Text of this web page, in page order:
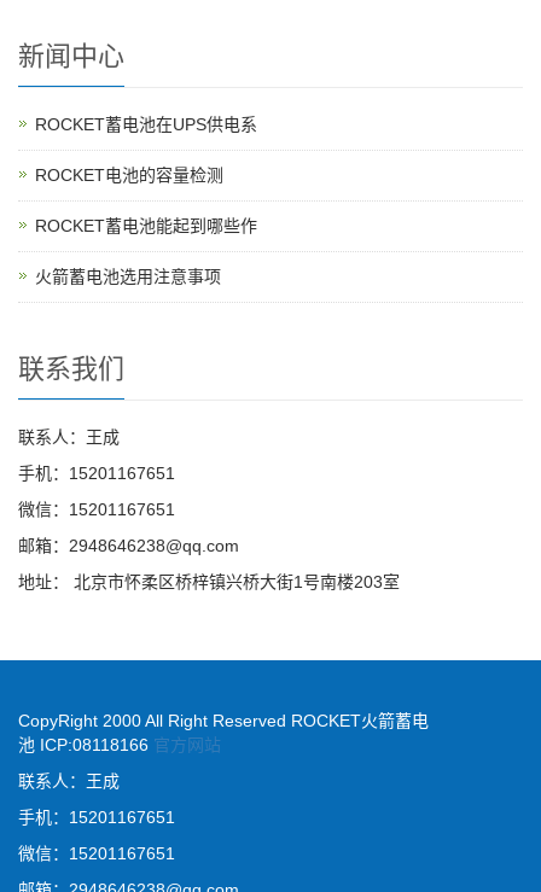
新闻中心
ROCKET蓄电池在UPS供电系
ROCKET电池的容量检测
ROCKET蓄电池能起到哪些作
火箭蓄电池选用注意事项
联系我们
联系人：王成
手机：15201167651
微信：15201167651
邮箱： 2948646238@qq.com
地址： 北京市怀柔区桥梓镇兴桥大街1号南楼203室
CopyRight 2000 All Right Reserved ROCKET火箭蓄电
池 ICP:08118166 官方网站
联系人：王成
手机：15201167651
微信：15201167651